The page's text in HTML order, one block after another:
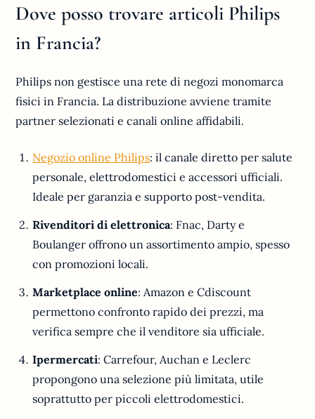
Dove posso trovare articoli Philips
in Francia?
Philips non gestisce una rete di negozi monomarca
fisici in Francia. La distribuzione avviene tramite
partner selezionati e canali online affidabili.
Negozio online Philips: il canale diretto per salute
personale, elettrodomestici e accessori ufficiali.
Ideale per garanzia e supporto post-vendita.
Rivenditori di elettronica: Fnac, Darty e
Boulanger offrono un assortimento ampio, spesso
con promozioni locali.
Marketplace online: Amazon e Cdiscount
permettono confronto rapido dei prezzi, ma
verifica sempre che il venditore sia ufficiale.
Ipermercati: Carrefour, Auchan e Leclerc
propongono una selezione più limitata, utile
soprattutto per piccoli elettrodomestici.